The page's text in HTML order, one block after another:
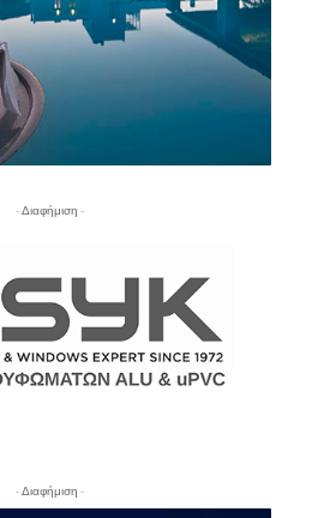
- Διαφήμιση -
- Διαφήμιση -